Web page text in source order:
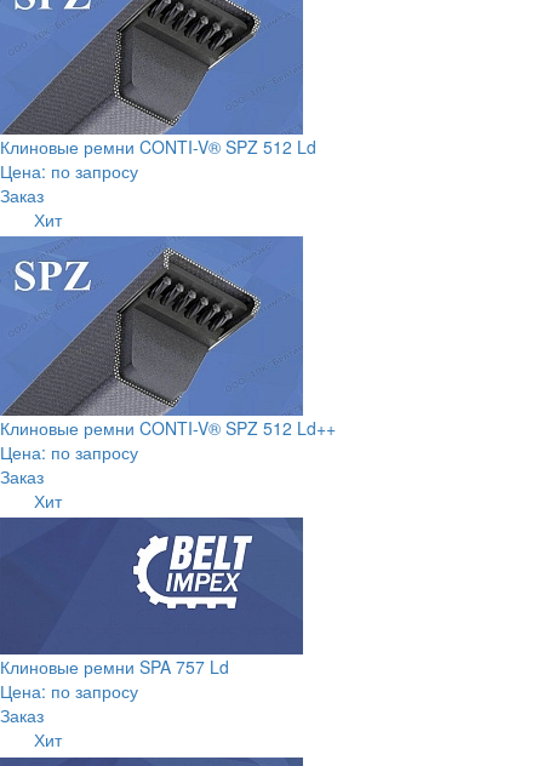
Клиновые ремни CONTI-V® SPZ 512 Ld
Цена: по запросу
Заказ
Хит
Клиновые ремни CONTI-V® SPZ 512 Ld++
Цена: по запросу
Заказ
Хит
Клиновые ремни SPA 757 Ld
Цена: по запросу
Заказ
Хит